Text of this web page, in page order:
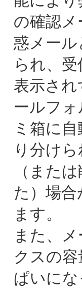
の確認
惑メー
られ、
表示さ
ールフ
ミ箱に
り分け
（また
た）場
ます。
また、
クスの
ぱいに